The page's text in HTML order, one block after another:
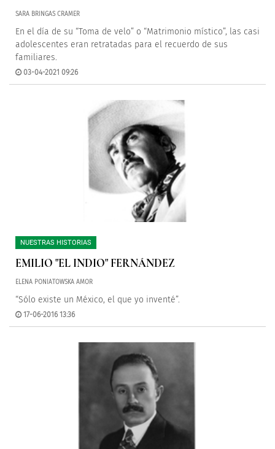
SARA BRINGAS CRAMER
En el día de su “Toma de velo” o “Matrimonio místico”, las casi
adolescentes eran retratadas para el recuerdo de sus
familiares.
03-04-2021 09:26
NUESTRAS HISTORIAS
EMILIO "EL INDIO" FERNÁNDEZ
ELENA PONIATOWSKA AMOR
“Sólo existe un México, el que yo inventé”.
17-06-2016 13:36